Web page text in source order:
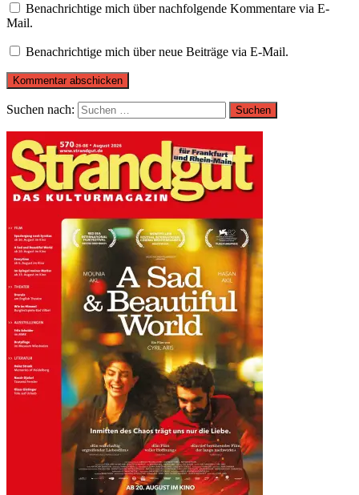
Benachrichtige mich über nachfolgende Kommentare via E-
Mail.
Benachrichtige mich über neue Beiträge via E-Mail.
Suchen nach: